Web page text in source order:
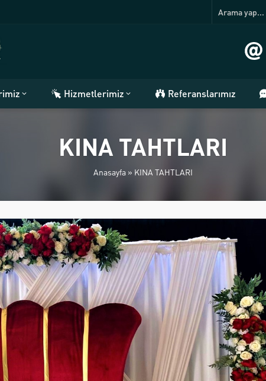
Hizmetlerimiz Referanslarımız
KINA TAHTLARI
Anasayfa » KINA TAHTLARI